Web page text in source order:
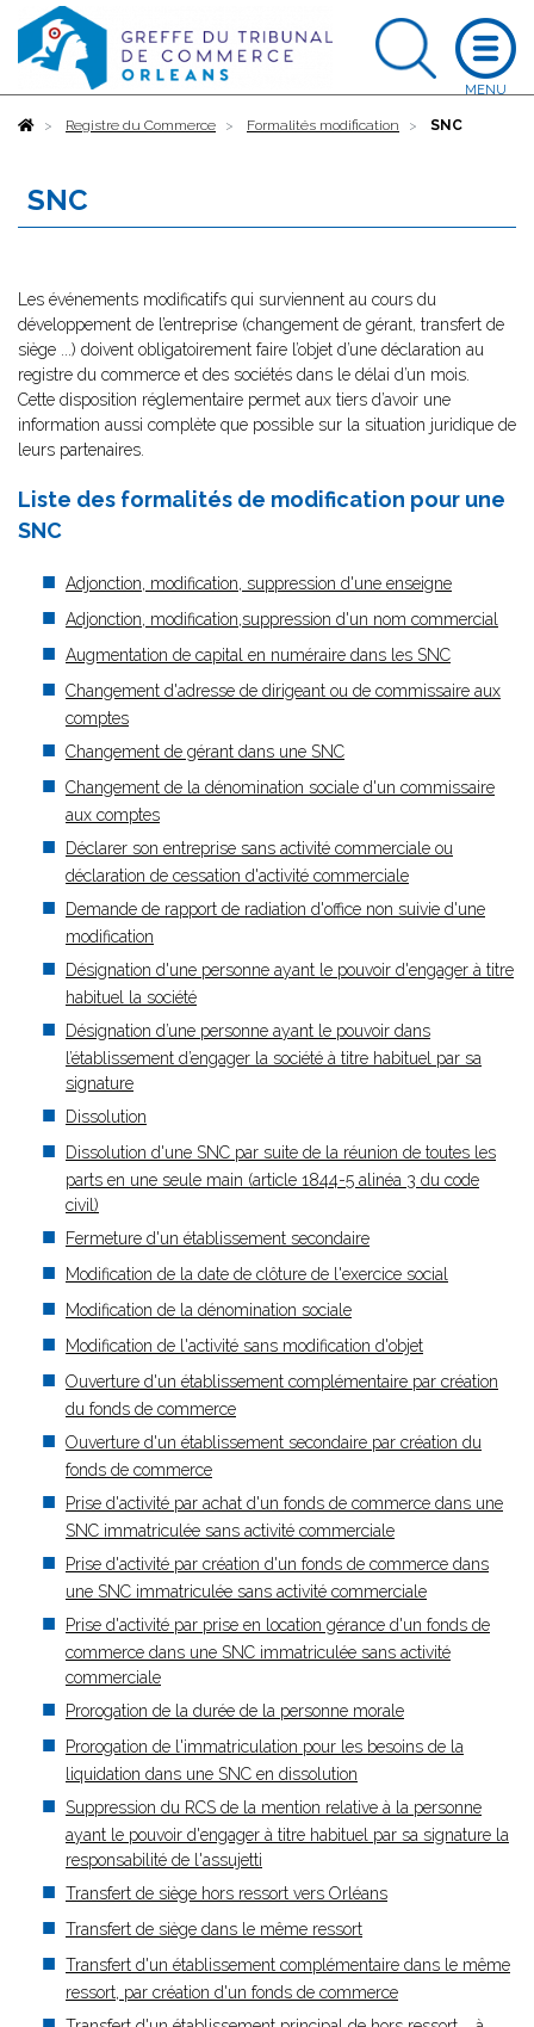
AccueilRegistre du Commerce Formalités modification SNC
SNC
Les événements modificatifs qui surviennent au cours du
développement de l’entreprise (changement de gérant, transfert de
siège ...) doivent obligatoirement faire l’objet d’une déclaration au
registre du commerce et des sociétés dans le délai d’un mois.
Cette disposition réglementaire permet aux tiers d’avoir une
information aussi complète que possible sur la situation juridique de
leurs partenaires.
Liste des formalités de modification pour une
SNC
Adjonction, modification, suppression d'une enseigne
Adjonction, modification,suppression d'un nom commercial
Augmentation de capital en numéraire dans les SNC
Changement d'adresse de dirigeant ou de commissaire aux
comptes
Changement de gérant dans une SNC
Changement de la dénomination sociale d'un commissaire
aux comptes
Déclarer son entreprise sans activité commerciale ou
déclaration de cessation d'activité commerciale
Demande de rapport de radiation d'office non suivie d'une
modification
Désignation d'une personne ayant le pouvoir d'engager à titre
habituel la société
Désignation d’une personne ayant le pouvoir dans
l’établissement d’engager la société à titre habituel par sa
signature
Dissolution
Dissolution d'une SNC par suite de la réunion de toutes les
parts en une seule main (article 1844-5 alinéa 3 du code
civil)
Fermeture d'un établissement secondaire
Modification de la date de clôture de l'exercice social
Modification de la dénomination sociale
Modification de l'activité sans modification d'objet
Ouverture d'un établissement complémentaire par création
du fonds de commerce
Ouverture d'un établissement secondaire par création du
fonds de commerce
Prise d'activité par achat d'un fonds de commerce dans une
SNC immatriculée sans activité commerciale
Prise d'activité par création d'un fonds de commerce dans
une SNC immatriculée sans activité commerciale
Prise d'activité par prise en location gérance d'un fonds de
commerce dans une SNC immatriculée sans activité
commerciale
Prorogation de la durée de la personne morale
Prorogation de l'immatriculation pour les besoins de la
liquidation dans une SNC en dissolution
Suppression du RCS de la mention relative à la personne
ayant le pouvoir d'engager à titre habituel par sa signature la
responsabilité de l'assujetti
Transfert de siège hors ressort vers Orléans
Transfert de siège dans le même ressort
Transfert d'un établissement complémentaire dans le même
ressort, par création d'un fonds de commerce